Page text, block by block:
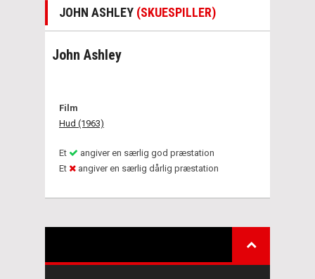
JOHN ASHLEY (SKUESPILLER)
John Ashley
Film
Hud (1963)
Et
angiver en særlig god præstation
Et
angiver en særlig dårlig præstation